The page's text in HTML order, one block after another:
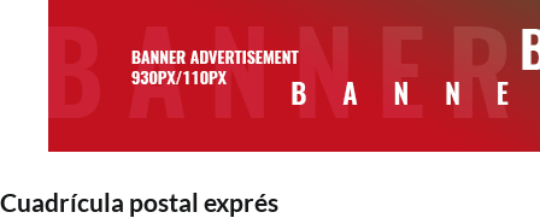
Cuadrícula postal exprés